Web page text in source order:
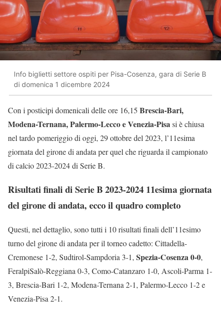
Info biglietti settore ospiti per Pisa-Cosenza, gara di Serie B
di domenica 1 dicembre 2024
Con i posticipi domenicali delle ore 16,15 Brescia-Bari,
Modena-Ternana, Palermo-Lecco e Venezia-Pisa si è chiusa
nel tardo pomeriggio di oggi, 29 ottobre del 2023, l’11esima
giornata del girone di andata per quel che riguarda il campionato
di calcio 2023-2024 di Serie B.
Risultati finali di Serie B 2023-2024 11esima giornata
del girone di andata, ecco il quadro completo
Questi, nel dettaglio, sono tutti i 10 risultati finali dell’11esimo
turno del girone di andata per il torneo cadetto: Cittadella-
Cremonese 1-2, Sudtirol-Sampdoria 3-1, Spezia-Cosenza 0-0,
FeralpiSalò-Reggiana 0-3, Como-Catanzaro 1-0, Ascoli-Parma 1-
3, Brescia-Bari 1-2, Modena-Ternana 2-1, Palermo-Lecco 1-2 e
Venezia-Pisa 2-1.